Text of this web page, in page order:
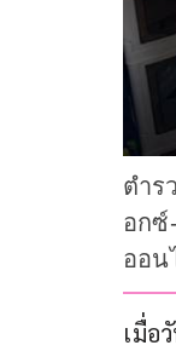
ตำร
อกซ์
ออน
เมื่อ